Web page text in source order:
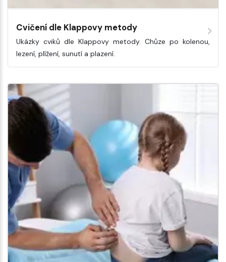
Cvičení dle Klappovy metody
Ukázky cviků dle Klappovy metody. Chůze po kolenou,
lezení, plížení, sunutí a plazení.